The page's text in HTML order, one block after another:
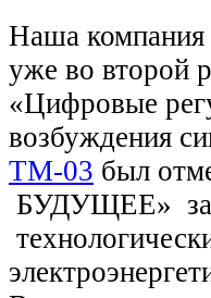
Наша компания
уже во второй
«Цифровые
возбуждения
ТМ-03 был
БУДУЩЕЕ» за